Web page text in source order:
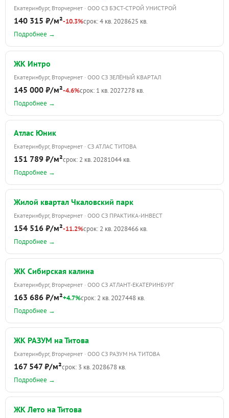
Екатеринбург, Вторчермет · ООО СЗ БЭСТ-СТРОЙ УНИСТРОЙ
140 315 ₽/м²-10.3%срок: 4 кв. 2028625 кв.
Подробнее →
ЖК Интро
Екатеринбург, Вторчермет · ООО СЗ ЗЕЛЁНЫЙ КВАРТАЛ
145 000 ₽/м²-4.6%срок: 1 кв. 2027278 кв.
Подробнее →
Атлас Юник
Екатеринбург, Вторчермет · СЗ АТЛАС ТИТОВА
151 789 ₽/м²срок: 2 кв. 20281044 кв.
Подробнее →
Жилой квартал Чкаловский парк
Екатеринбург, Вторчермет · ООО СЗ ПРАКТИКА-ИНВЕСТ
154 516 ₽/м²-11.2%срок: 2 кв. 2028466 кв.
Подробнее →
ЖК Сибирская калина
Екатеринбург, Вторчермет · ООО СЗ АТЛАНТ-ЕКАТЕРИНБУРГ
163 686 ₽/м²+4.7%срок: 2 кв. 2027448 кв.
Подробнее →
ЖК РАЗУМ на Титова
Екатеринбург, Вторчермет · ООО СЗ РАЗУМ НА ТИТОВА
167 547 ₽/м²срок: 3 кв. 2028678 кв.
Подробнее →
ЖК Лето на Титова